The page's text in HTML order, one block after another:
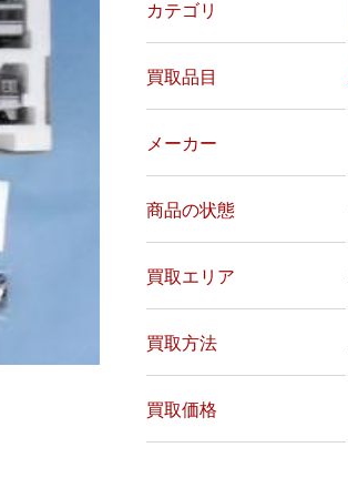
カテゴリ
買取品目
メーカー
商品の状態
買取エリア
買取方法
買取価格